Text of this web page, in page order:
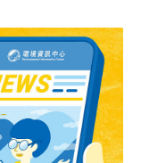
定「飛來燕
鳥會表示，燕科
宅走廊下常見的
屋舍下築巢繁
光中新作〈燕
台灣一般常見的